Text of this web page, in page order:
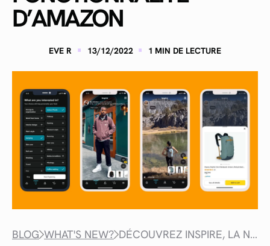
D’AMAZON
EVE R · 13/12/2022 · 1 MIN DE LECTURE
BLOG WHAT'S NEW? DÉCOUVREZ INSPIRE, LA NOUVELLE FONCTIONNALITÉ D’AMAZON